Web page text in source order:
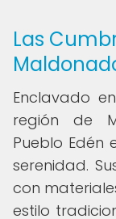
Las
Enclavado
región de
Pueblo Edén
serenidad.
con
estilo